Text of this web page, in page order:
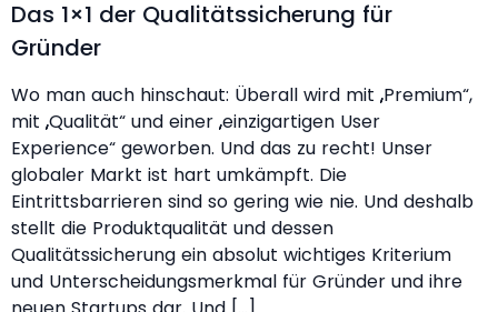
Das 1×1 der Qualitätssicherung für
Gründer
Wo man auch hinschaut: Überall wird mit „Premium“,
mit „Qualität“ und einer „einzigartigen User
Experience“ geworben. Und das zu recht! Unser
globaler Markt ist hart umkämpft. Die
Eintrittsbarrieren sind so gering wie nie. Und deshalb
stellt die Produktqualität und dessen
Qualitätssicherung ein absolut wichtiges Kriterium
und Unterscheidungsmerkmal für Gründer und ihre